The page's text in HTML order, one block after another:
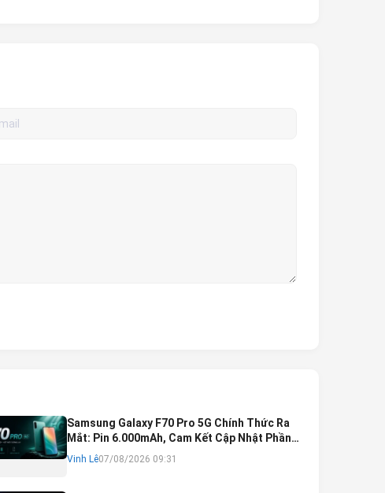
Samsung Galaxy F70 Pro 5G Chính Thức Ra
Mắt: Pin 6.000mAh, Cam Kết Cập Nhật Phần
Mềm 6 Năm
Vinh Lê07/08/2026 09:31